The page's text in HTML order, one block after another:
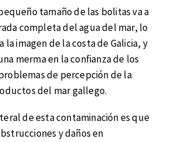
tamaño de las bolitas va a
completa del agua del mar, lo
la imagen de la costa de Galicia, y
merma en la confianza de los
de percepción de la
del mar gallego.
de esta contaminación es que
y daños en